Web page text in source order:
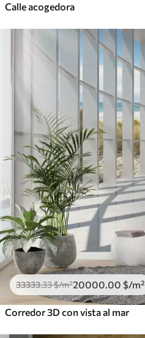
Calle acogedora
33333.33$/m²20000.00 $/m²
Corredor 3D con vista al mar